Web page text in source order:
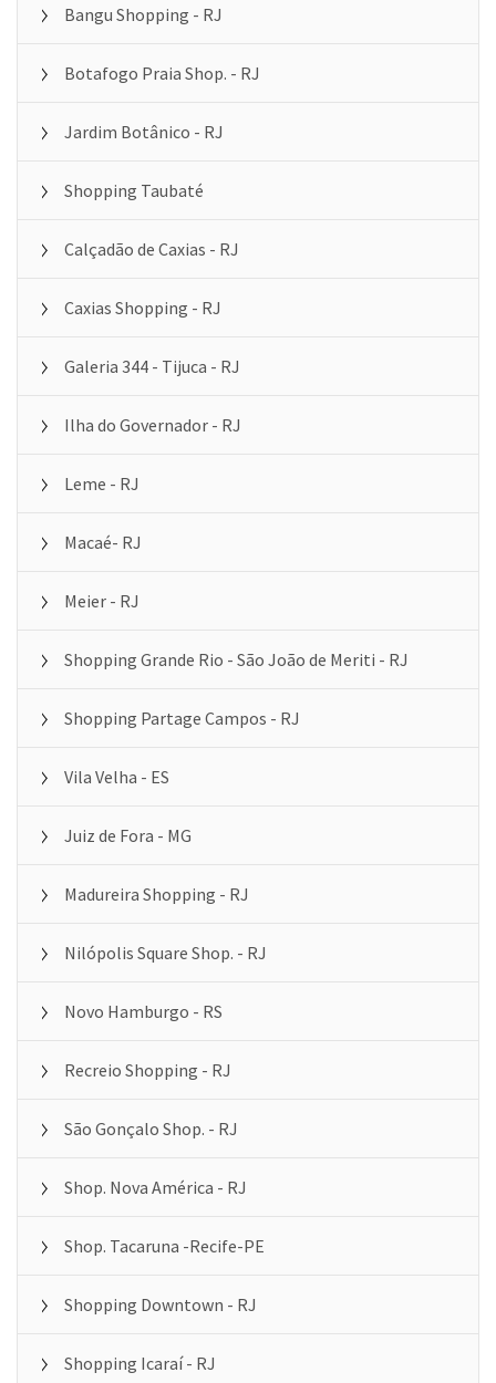
Bangu Shopping - RJ
Botafogo Praia Shop. - RJ
Jardim Botânico - RJ
Shopping Taubaté
Calçadão de Caxias - RJ
Caxias Shopping - RJ
Galeria 344 - Tijuca - RJ
Ilha do Governador - RJ
Leme - RJ
Macaé- RJ
Meier - RJ
Shopping Grande Rio - São João de Meriti - RJ
Shopping Partage Campos - RJ
Vila Velha - ES
Juiz de Fora - MG
Madureira Shopping - RJ
Nilópolis Square Shop. - RJ
Novo Hamburgo - RS
Recreio Shopping - RJ
São Gonçalo Shop. - RJ
Shop. Nova América - RJ
Shop. Tacaruna -Recife-PE
Shopping Downtown - RJ
Shopping Icaraí - RJ